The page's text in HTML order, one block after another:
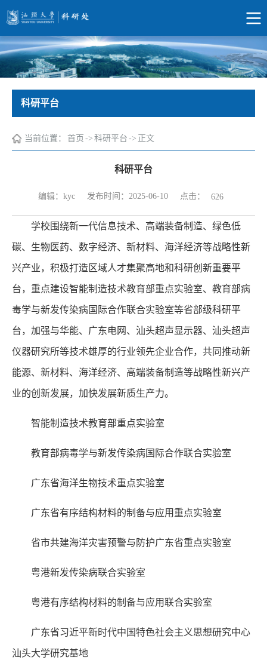
科研平台
当前位置： 首页 -> 科研平台 -> 正文
科研平台
编辑：kyc 发布时间：2025-06-10 点击： 626
学校围绕新一代信息技术、高端装备制造、绿色低
碳、生物医药、数字经济、新材料、海洋经济等战略性新
兴产业，积极打造区域人才集聚高地和科研创新重要平
台，重点建设智能制造技术教育部重点实验室、教育部病
毒学与新发传染病国际合作联合实验室等省部级科研平
台，加强与华能、广东电网、汕头超声显示器、汕头超声
仪器研究所等技术雄厚的行业领先企业合作，共同推动新
能源、新材料、海洋经济、高端装备制造等战略性新兴产
业的创新发展，加快发展新质生产力。
智能制造技术教育部重点实验室
教育部病毒学与新发传染病国际合作联合实验室
广东省海洋生物技术重点实验室
广东省有序结构材料的制备与应用重点实验室
省市共建海洋灾害预警与防护广东省重点实验室
粤港新发传染病联合实验室
粤港有序结构材料的制备与应用联合实验室
广东省习近平新时代中国特色社会主义思想研究中心
汕头大学研究基地